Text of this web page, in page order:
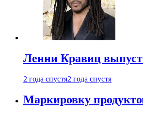
Ленни Кравиц
2 года спустя2 года спустя
Маркировку